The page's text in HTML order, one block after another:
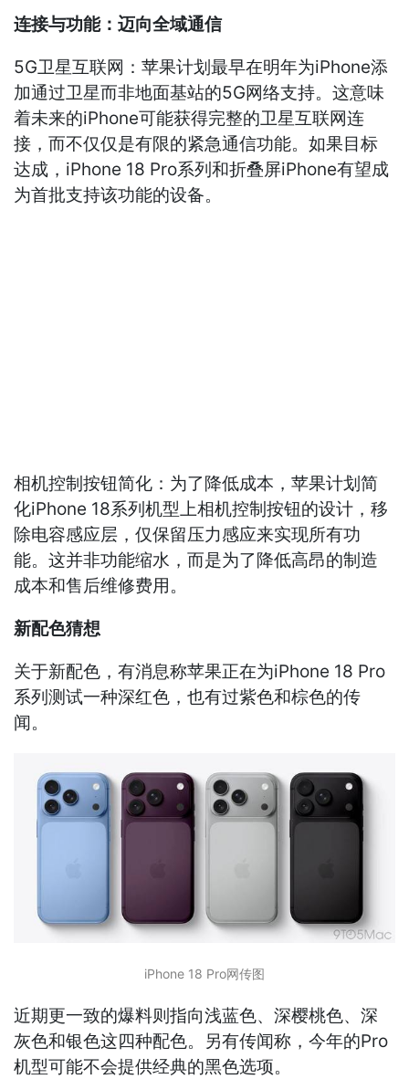
连接与功能：迈向全域通信
5G卫星互联网：苹果计划最早在明年为iPhone添
加通过卫星而非地面基站的5G网络支持。这意味
着未来的iPhone可能获得完整的卫星互联网连
接，而不仅仅是有限的紧急通信功能。如果目标
达成，iPhone 18 Pro系列和折叠屏iPhone有望成
为首批支持该功能的设备。
相机控制按钮简化：为了降低成本，苹果计划简
化iPhone 18系列机型上相机控制按钮的设计，移
除电容感应层，仅保留压力感应来实现所有功
能。这并非功能缩水，而是为了降低高昂的制造
成本和售后维修费用。
新配色猜想
关于新配色，有消息称苹果正在为iPhone 18 Pro
系列测试一种深红色，也有过紫色和棕色的传
闻。
iPhone 18 Pro网传图
近期更一致的爆料则指向浅蓝色、深樱桃色、深
灰色和银色这四种配色。另有传闻称，今年的Pro
机型可能不会提供经典的黑色选项。